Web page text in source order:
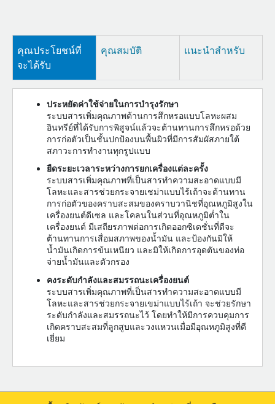
คุณประโยชน์ที่
จะได้รับ
คุณสมบัติ แนะนำสำหรับ
ประหยัดค่าใช้จ่ายในการบำรุงรักษา
ระบบสารเพิ่มคุณภาพต้านการสึกหรอแบบโลหะผสม
อินทรีย์ที่ได้รับการพิสูจน์แล้วจะต้านทานการสึกหรอด้วย
การก่อตัวเป็นชั้นปกป้องบนพื้นผิวที่มีการสัมผัสภายใต้
สภาวะการทำงานทุกรูปแบบ
ยืดระยะเวลาระหว่างการยกเครื่องแต่ละครั้ง
ระบบสารเพิ่มคุณภาพที่เป็นสารทำความสะอาดแบบมี
โลหะและสารช่วยกระจายเชม่าแบบไร้เถ้าจะต้านทาน
การก่อตัวของคราบสะสมของคราบวานิชที่อุณหภูมิสูงใน
เครื่องยนต์ดีเซล และโคลนในส่วนที่อุณหภูมิต่ำใน
เครื่องยนต์ มีเสถียรภาพต่อการเกิดออกซิเดชั่นที่ดีจะ
ต้านทานการเสื่อมสภาพของน้ำมัน และป้องกันมิให้
น้ำมันเกิดการข้นเหนียว และมิให้เกิดการอุดตันของท่อ
จ่ายน้ำมันและตัวกรอง
คงระดับกำลังและสมรรถนะเครื่องยนต์
ระบบสารเพิ่มคุณภาพที่เป็นสารทำความสะอาดแบบมี
โลหะและสารช่วยกระจายเขม่าแบบไร้เถ้า จะช่วยรักษา
ระดับกำลังและสมรรถนะไว้ โดยทำให้มีการควบคุมการ
เกิดคราบสะสมที่ลูกสูบและวงแหวนเมื่อมีอุณหภูมิสูงที่ดี
เยี่ยม